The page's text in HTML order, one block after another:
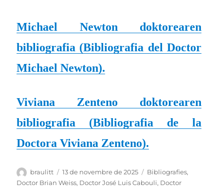
Michael Newton doktorearen
bibliografia (Bibliografia del Doctor
Michael Newton).
Viviana Zenteno doktorearen
bibliografia (Bibliografia de la
Doctora Viviana Zenteno).
Autor
braulitt
Publicat
el
13 de novembre de 2025 Categories
Bibliografies,
Doctor Brian Weiss, Doctor José Luis Cabouli, Doctor